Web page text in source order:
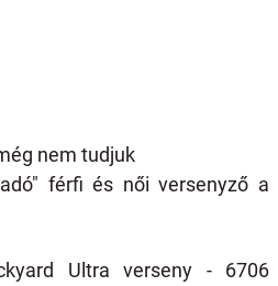
nem tudjuk
férfi és női versenyző a
Ultra verseny - 6706